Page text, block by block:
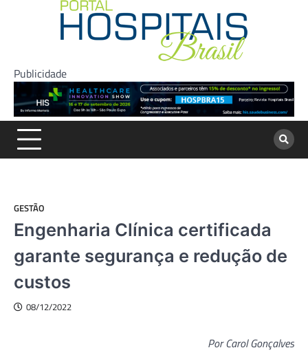
Publicidade
GESTÃO
Engenharia Clínica certificada
garante segurança e redução de
custos
08/12/2022
Por Carol Gonçalves